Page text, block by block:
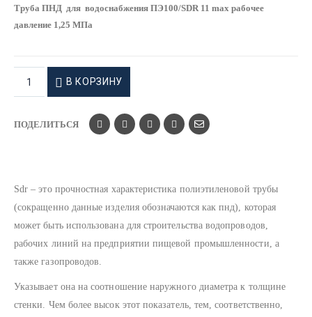
Труба ПНД для водоснабжения ПЭ100/SDR 11 max рабочее
давление 1,25 МПа
В КОРЗИНУ
ПОДЕЛИТЬСЯ
Sdr – это прочностная характеристика полиэтиленовой трубы
(сокращенно данные изделия обозначаются как пнд), которая
может быть использована для строительства водопроводов,
рабочих линий на предприятии пищевой промышленности, а
также газопроводов.
Указывает она на соотношение наружного диаметра к толщине
стенки. Чем более высок этот показатель, тем, соответственно,